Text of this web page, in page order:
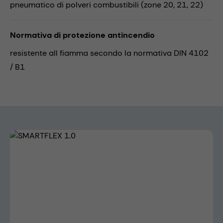
pneumatico di polveri combustibili (zone 20, 21, 22)
Normativa di protezione antincendio
resistente all fiamma secondo la normativa DIN 4102
/ B1
Skip image gallery